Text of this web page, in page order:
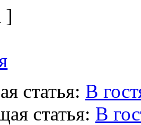
]
статья: В
статья: В